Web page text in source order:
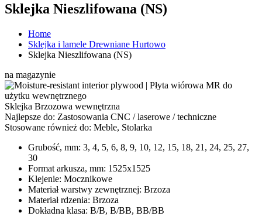
Sklejka Nieszlifowana (NS)
Home
Sklejka i lamele Drewniane Hurtowo
Sklejka Nieszlifowana (NS)
na magazynie
Sklejka Brzozowa wewnętrzna
Najlepsze do: Zastosowania CNC / laserowe / techniczne
Stosowane również do: Meble, Stolarka
Grubość, mm: 3, 4, 5, 6, 8, 9, 10, 12, 15, 18, 21, 24, 25, 27,
30
Format arkusza, mm: 1525x1525
Klejenie: Mocznikowe
Materiał warstwy zewnętrznej: Brzoza
Materiał rdzenia: Brzoza
Dokładna klasa: B/B, B/BB, BB/BB